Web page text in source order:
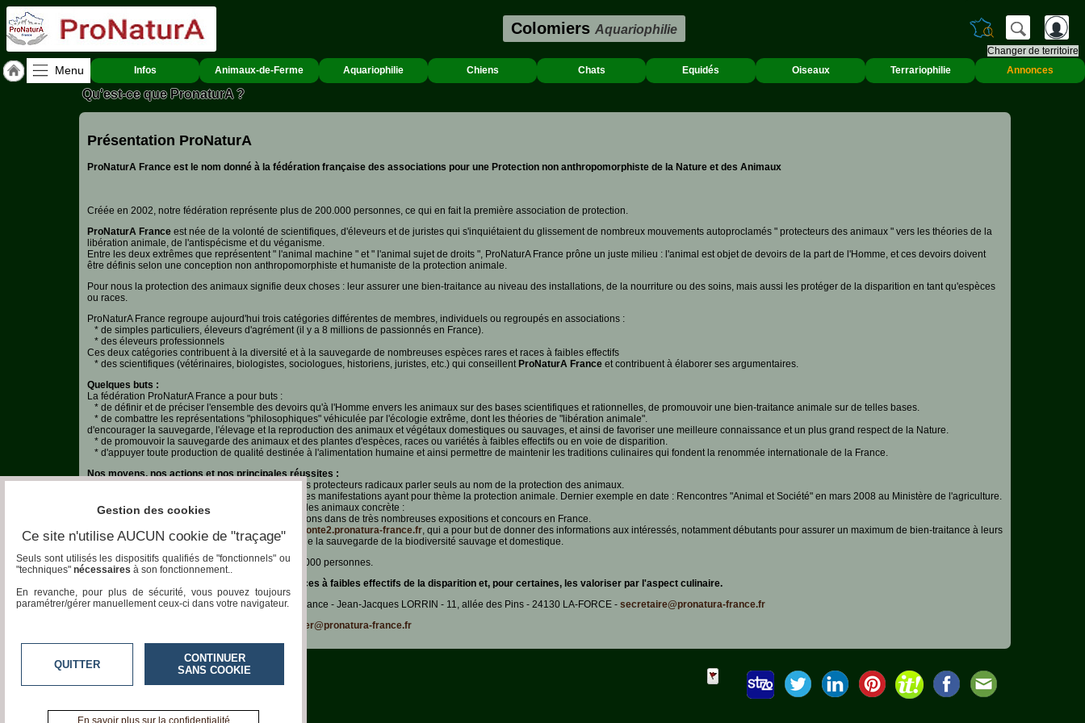
Colomiers Aquariophilie
Changer de territoire
Menu Infos Animaux-de-Ferme Aquariophilie Chiens Chats Equidés Oiseaux Terrariophilie Annonces
Furets
Oiseaux
Terrariophilie
Elevage-
Bien-
Legislation
Qu'est-ce que PronaturA ?
Présentation ProNaturA
ProNaturA France est le nom donné à la fédération française des associations pour une Protection non anthropomorphiste de la Nature et des Animaux
Créée en 2002, notre fédération représente plus de 200.000 personnes, ce qui en fait la première association de protection.
ProNaturA France est née de la volonté de scientifiques, d'éleveurs et de juristes qui s'inquiétaient du glissement de nombreux mouvements autoproclamés " protecteurs des animaux " vers les théories de la
libération animale, de l'antispécisme et du véganisme.
Entre les deux extrêmes que représentent " l'animal machine " et " l'animal sujet de droits ", ProNaturA France prône un juste milieu : l'animal est objet de devoirs de la part de l'Homme, et ces devoirs doivent
être définis selon une conception non anthropomorphiste et humaniste de la protection animale.
Pour nous la protection des animaux signifie deux choses : leur assurer une bien-traitance au niveau des installations, de la nourriture ou des soins, mais aussi les protéger de la disparition en tant qu'espèces
ou races.
ProNaturA France regroupe aujourd'hui trois catégories différentes de membres, individuels ou regroupés en associations :
* de simples particuliers, éleveurs d'agrément (il y a 8 millions de passionnés en France).
* des éleveurs professionnels
Ces deux catégories contribuent à la diversité et à la sauvegarde de nombreuses espèces rares et races à faibles effectifs
* des scientifiques (vétérinaires, biologistes, sociologues, historiens, juristes, etc.) qui conseillent ProNaturA France et contribuent à élaborer ses argumentaires.
Quelques buts :
La fédération ProNaturA France a pour buts :
* de définir et de préciser l'ensemble des devoirs qu'à l'Homme envers les animaux sur des bases scientifiques et rationnelles, de promouvoir une bien-traitance animale sur de telles bases.
* de combattre les représentations "philosophiques" véhiculée par l'écologie extrême, dont les théories de "libération animale".
d'encourager la sauvegarde, l'élevage et la reproduction des animaux et végétaux domestiques ou sauvages, et ainsi de favoriser une meilleure connaissance et un plus grand respect de la Nature.
* de promouvoir la sauvegarde des animaux et des plantes d'espèces, races ou variétés à faibles effectifs ou en voie de disparition.
* d'appuyer toute production de qualité destinée à l'alimentation humaine et ainsi permettre de maintenir les traditions culinaires qui fondent la renommée internationale de la France.
Nos moyens, nos actions et nos principales réussites :
* Notre principale action est de ne plus laisser les protecteurs radicaux parler seuls au nom de la protection des animaux.
Nous essayons donc d'être présents aux principales manifestations ayant pour thème la protection animale. Dernier exemple en date : Rencontres "Animal et Société" en mars 2008 au Ministère de l'agriculture.
* Nous essayons de promouvoir une protection des animaux concrète :
- grâce aux conseils d'élevages que nous donnons dans de très nombreuses expositions et concours en France.
- grâce à un site internet grand public,
http://refonte2.pronatura-france.fr, qui a pour but de donner des informations aux intéressés, notamment débutants pour assurer un maximum de bien-traitance à leurs
animaux et faire passer nos messages en faveur de la sauvegarde de la biodiversité sauvage et domestique.
Le site internet a déjà été visité par plus de 2 300 000 personnes.
Nous agissons pour protéger les races et espèces à faibles effectifs de la disparition et, pour certaines, les valoriser par l'aspect culinaire.
Adresser toute correspondance à: ProNaturA France - Jean-Jacques LORRIN - 11, allée des Pins - 24130 LA-FORCE - secretaire@pronatura-france.fr
webmaster@pronatura-france.fr
Gestion des cookies
Ce site n'utilise AUCUN cookie de "traçage"
Seuls sont utilisés les dispositifs qualifiés de "fonctionnels" ou
"techniques" nécessaires à son fonctionnement..
En revanche, pour plus de sécurité, vous pouvez toujours
paramétrer/gérer manuellement ceux-ci dans votre navigateur.
QUITTER
CONTINUER
SANS COOKIE
En savoir plus sur la confidentialité